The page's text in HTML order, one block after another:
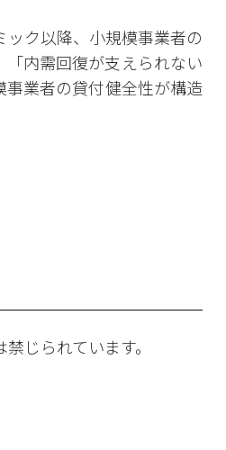
ク以降、小規模事業者の
内需回復が支えられない
業者の貸付健全性が構造
じられています。